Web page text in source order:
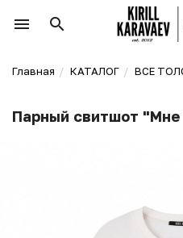
Главная КАТАЛОГ ВСЕ
Парный свитшот "Мне